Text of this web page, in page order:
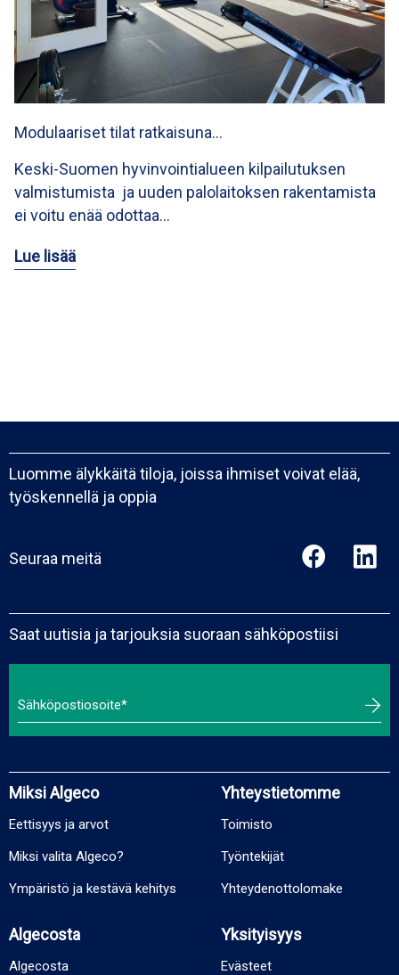
Modulaariset tilat ratkaisuna…
Keski-Suomen hyvinvointialueen kilpailutuksen
valmistumista ja uuden palolaitoksen rakentamista
ei voitu enää odottaa…
Lue lisää
Luomme älykkäitä tiloja, joissa ihmiset voivat elää,
työskennellä ja oppia
Seuraa meitä
Saat uutisia ja tarjouksia suoraan sähköpostiisi
Miksi Algeco
Eettisyys ja arvot
Miksi valita Algeco?
Ympäristö ja kestävä kehitys
Yhteystietomme
Toimisto
Työntekijät
Yhteydenottolomake
Algecosta
Algecosta
Yksityisyys
Evästeet